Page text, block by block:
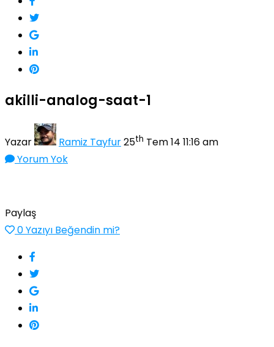
akilli-analog-saat-1
Yazar Ramiz Tayfur25th Tem 14 11:16 am
Yorum Yok
Paylaş
0Yazıyı Beğendin mi?